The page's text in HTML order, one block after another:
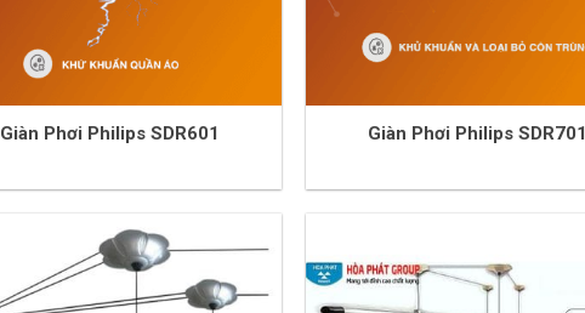
Giàn Phơi Philips SDR601 Giàn Phơi Philips SDR701